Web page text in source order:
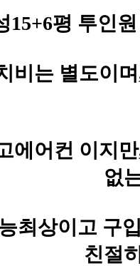
15+6평 투인
비는 별도이
에어컨 이지
없
최상이고 구
친절